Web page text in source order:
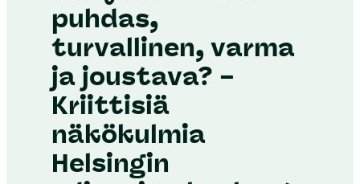
puhdas,
turvallinen, varma
ja joustava? –
Kriittisiä
näkökulmia
Helsingin